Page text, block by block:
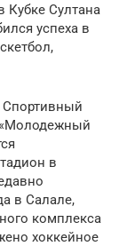
Кубке Султана
успеха в
Спортивный
в
в Салале,
комплекса
хоккейное